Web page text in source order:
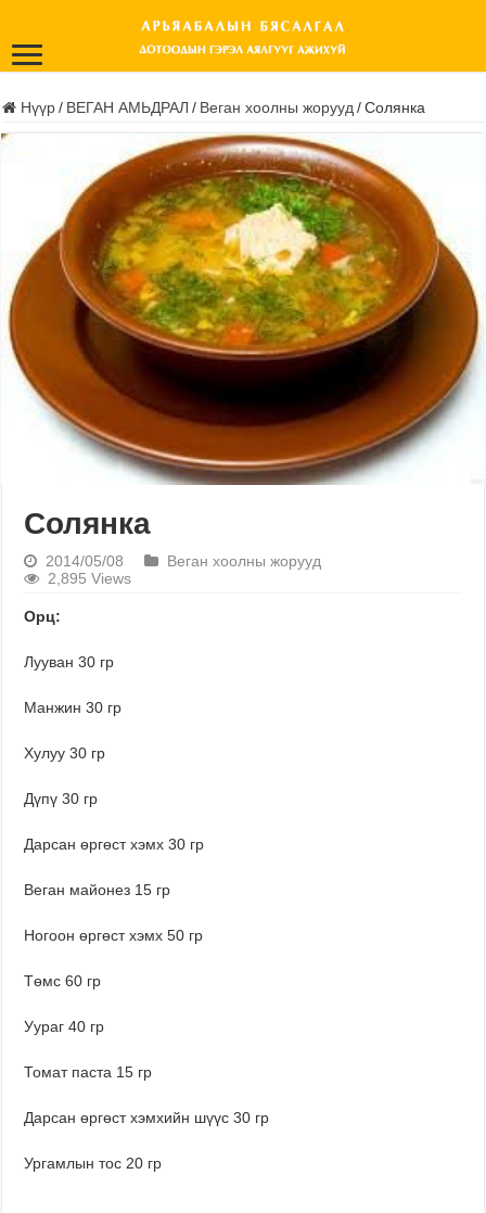
Нүүр / ВЕГАН АМЬДРАЛ / Веган хоолны жорууд / Солянка
Солянка
2014/05/08
Веган хоолны жорууд
2,895 Views
Орц:
Лууван 30 гр
Манжин 30 гр
Хулуу 30 гр
Дүпү 30 гр
Дарсан өргөст хэмх 30 гр
Веган майонез 15 гр
Ногоон өргөст хэмх 50 гр
Төмс 60 гр
Уураг 40 гр
Томат паста 15 гр
Дарсан өргөст хэмхийн шүүс 30 гр
Ургамлын тос 20 гр